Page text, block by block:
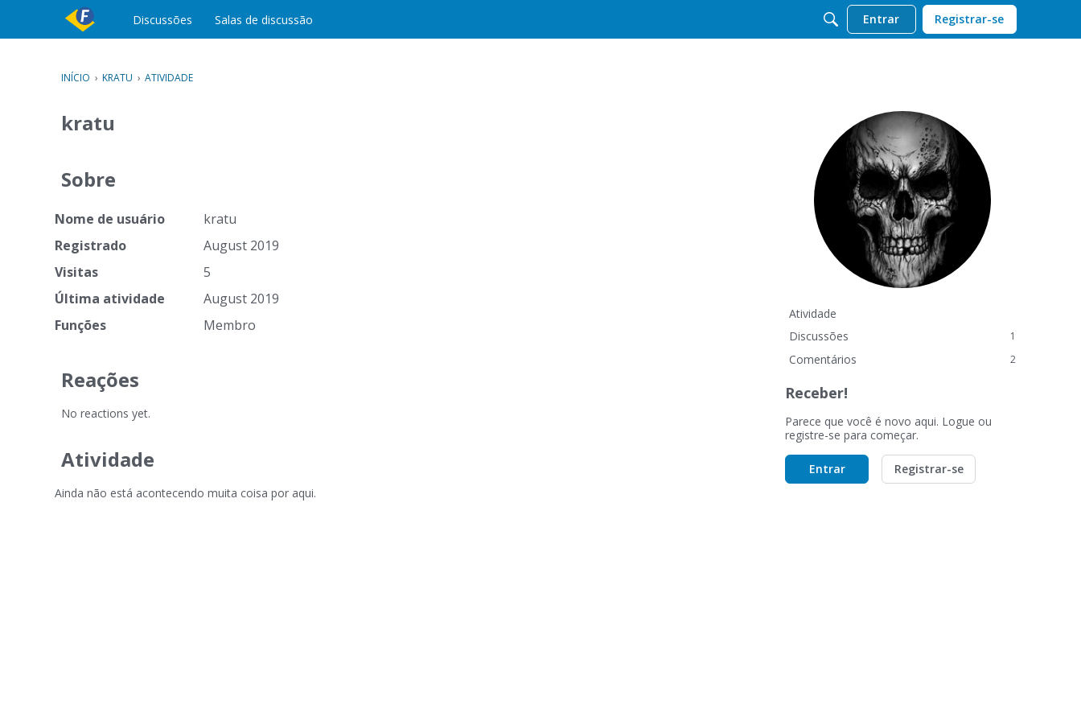
n
e
o
Discussões Salas de discussão Entrar Registrar-se
INÍCIO › KRATU › ATIVIDADE
kratu
Sobre
Nome de usuário
kratu
Registrado
August 2019
Visitas
5
Última atividade
August 2019
Funções
Membro
Reações
No reactions yet.
Atividade
Ainda não está acontecendo muita coisa por aqui.
Atividade
Discussões
1
Comentários 2
Receber!
Parece que você é novo aqui. Logue ou
registre-se para começar.
Entrar Registrar-se